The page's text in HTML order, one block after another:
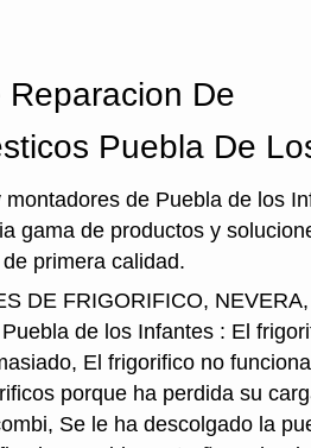
Reparacion De
Puebla De
de Puebla de los
gama de productos y
primera calidad.
DE FRIGORIFICO,
de los Infantes : El
El frigorifico no
porque ha perdida su
Se le ha descolgado la